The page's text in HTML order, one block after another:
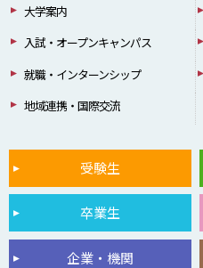
大学案内
入試・オープンキャンパス
就職・インターンシップ
地域連携・国際交流
受験生
卒業生
企業・機関